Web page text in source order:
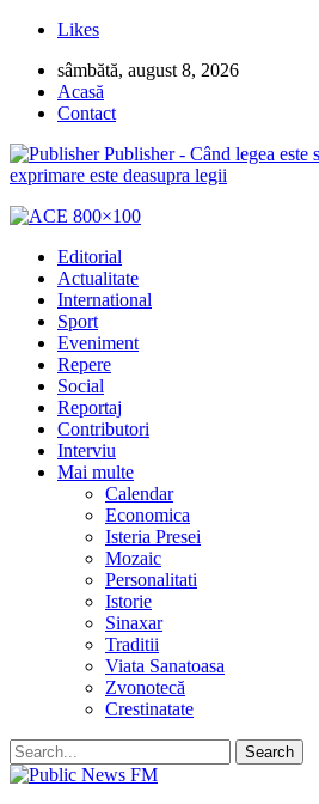
Likes
sâmbătă, august 8, 2026
Acasă
Contact
Publisher - Când legea este
exprimare este deasupra legii
Editorial
Actualitate
International
Sport
Eveniment
Repere
Social
Reportaj
Contributori
Interviu
Mai multe
Calendar
Economica
Isteria Presei
Mozaic
Personalitati
Istorie
Sinaxar
Traditii
Viata Sanatoasa
Zvonotecă
Crestinatate